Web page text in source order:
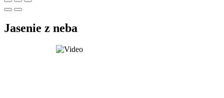
Jasenie z neba